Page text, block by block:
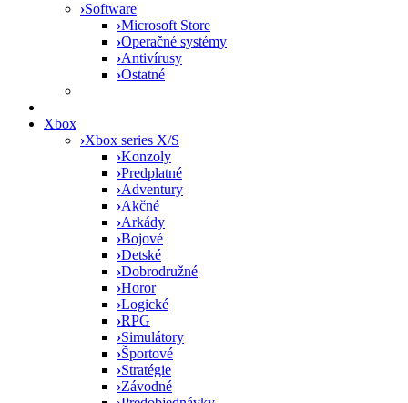
›Software
›Microsoft Store
›Operačné systémy
›Antivírusy
›Ostatné
Xbox
›Xbox series X/S
›Konzoly
›Predplatné
›Adventury
›Akčné
›Arkády
›Bojové
›Detské
›Dobrodružné
›Horor
›Logické
›RPG
›Simulátory
›Športové
›Stratégie
›Závodné